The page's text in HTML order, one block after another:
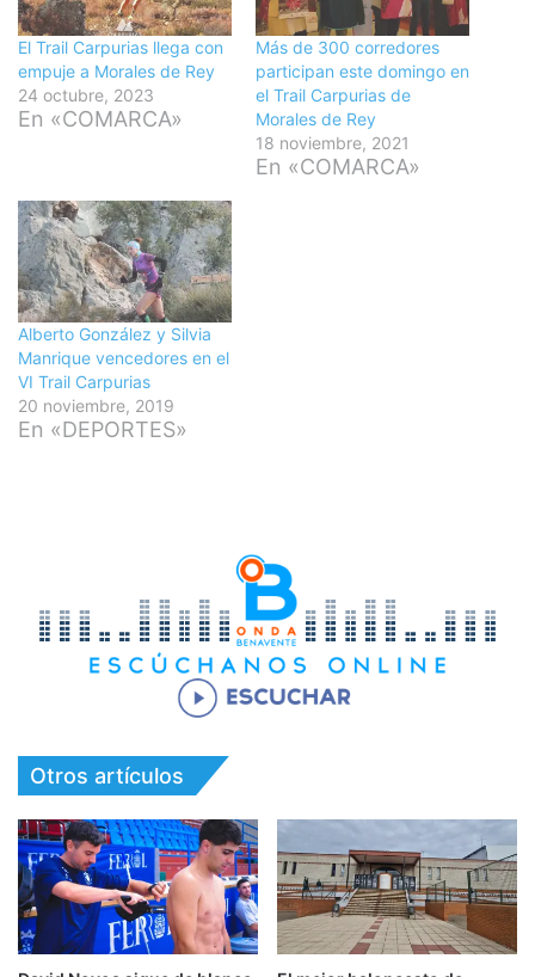
El Trail Carpurias llega con
empuje a Morales de Rey
24 octubre, 2023
En «COMARCA»
Más de 300 corredores
participan este domingo en
el Trail Carpurias de
Morales de Rey
18 noviembre, 2021
En «COMARCA»
Alberto González y Silvia
Manrique vencedores en el
VI Trail Carpurias
20 noviembre, 2019
En «DEPORTES»
Otros artículos